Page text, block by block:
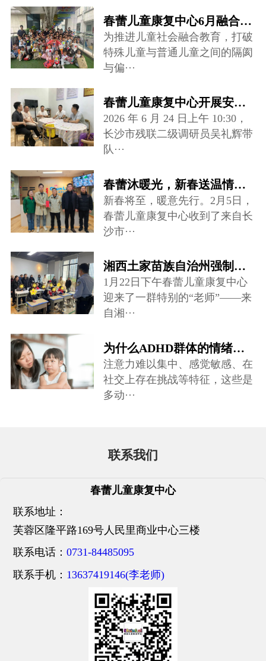
春蕾儿童康复中心6月融合活动：“怪可爱市集”开张啦~
为推进儿童社会融合教育，打破
特殊儿童与普通儿童之间的隔阂
与偏···
春蕾儿童康复中心开展安全专项督导检查
2026 年 6 月 24 日上午 10:30，
长沙市残联二级调研员吴礼辉带
队···
春蕾沐暖光，新春送温情——爱心慰问走进儿童康复中心
新春将至，暖意先行。2月5日，
春蕾儿童康复中心收到了来自长
沙市···
湘西土家苗族自治州强制隔离戒毒所禁毒宣讲团队来到春蕾儿童康复中心···
1月22日下午春蕾儿童康复中心
迎来了一群特别的“老师”——来
自湘···
为什么ADHD群体的情绪调节存在很大困难？
注意力难以集中、感觉敏感、在
社交上存在挑战等特征，这些是
多动···
联系我们
春蕾儿童康复中心
联系地址：
芙蓉区隆平路169号人民里商业中心三楼
联系电话：0731-84485095
联系手机： 13637419146(李老师)